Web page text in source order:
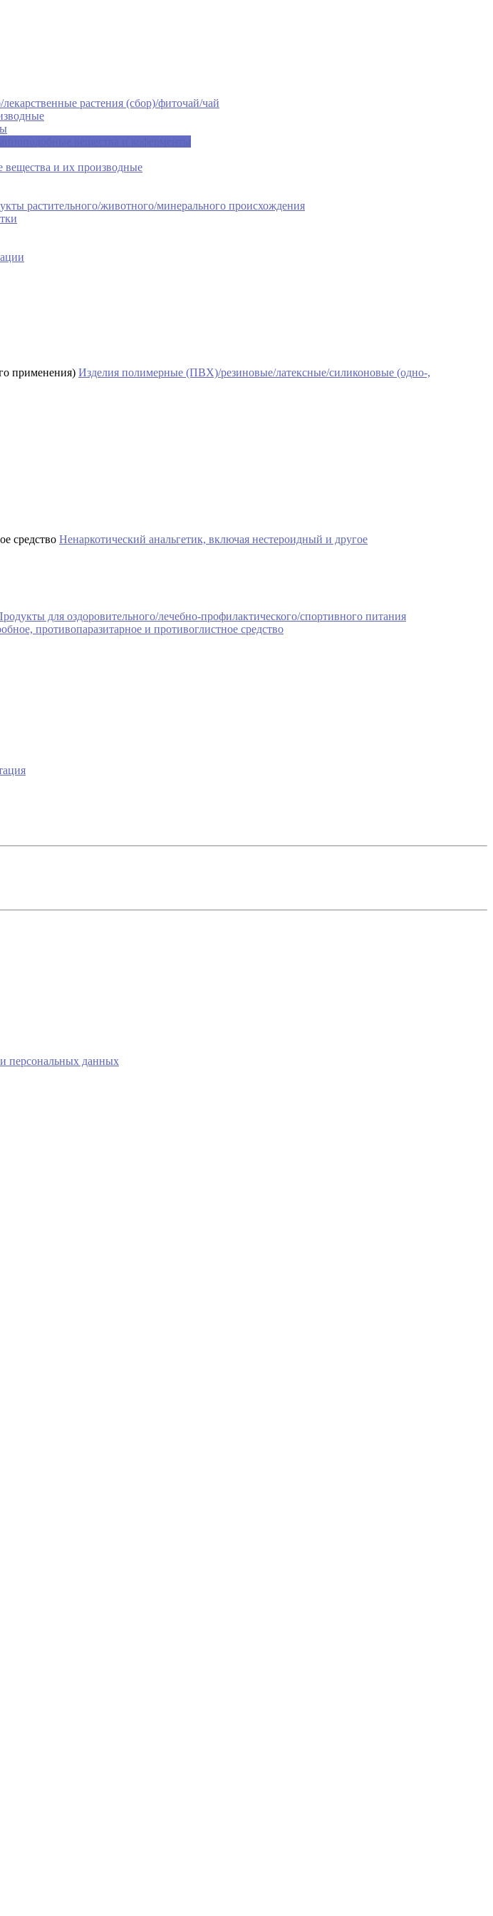
растения (сбор)/фиточай/чай
и их производные
растительного/животного/минерального происхождения
Изделия полимерные (ПВХ)/резиновые/латексные/силиконовые (одно-,
Ненаркотический анальгетик, включая нестероидный и другое
для оздоровительного/лечебно-профилактического/спортивного питания
противопаразитарное и противоглистное средство
персональных данных